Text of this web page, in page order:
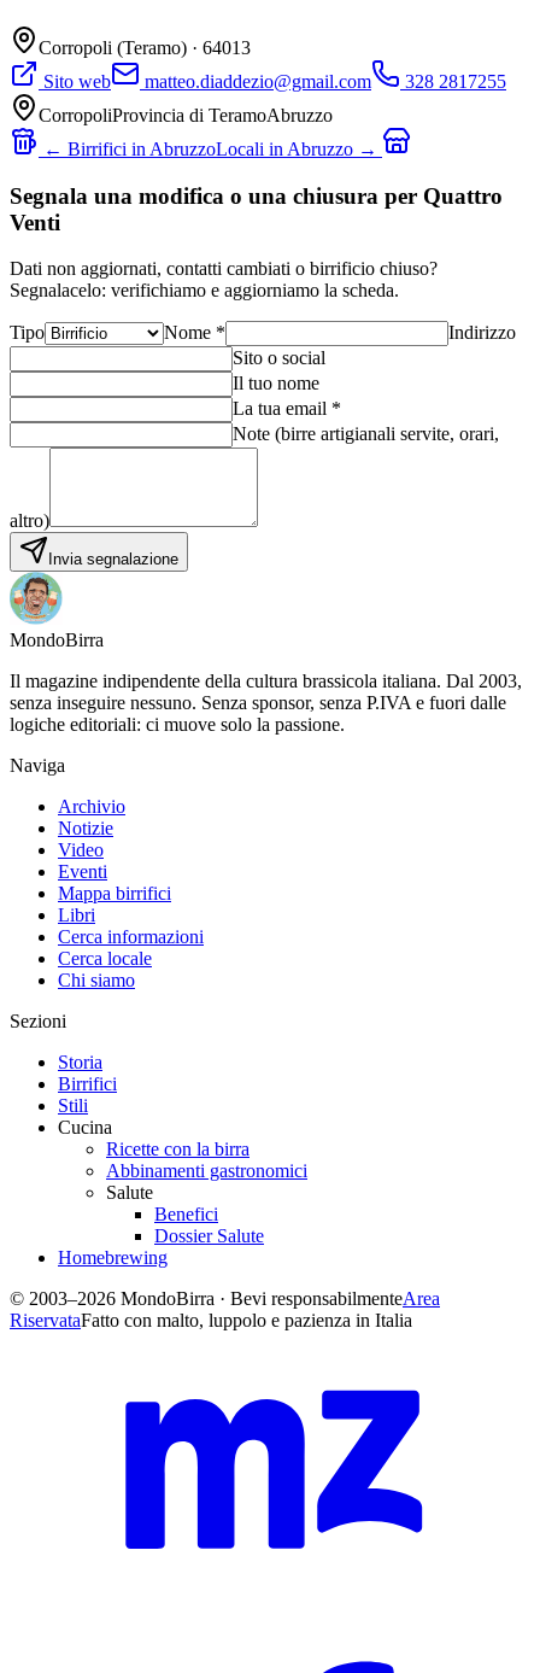
Corropoli (Teramo) · 64013
Sito web
matteo.diaddezio@gmail.com
328 2817255
CorropoliProvincia di TeramoAbruzzo
← Birrifici in AbruzzoLocali in Abruzzo →
Segnala una modifica o una chiusura per Quattro
Venti
Dati non aggiornati, contatti cambiati o birrificio chiuso?
Segnalacelo: verifichiamo e aggiorniamo la scheda.
Tipo Nome *
Indirizzo
Sito o social
Il tuo nome
La tua email *
Note (birre artigianali servite, orari,
altro)
Invia segnalazione
MondoBirra
Il magazine indipendente della cultura brassicola italiana. Dal 2003,
senza inseguire nessuno. Senza sponsor, senza P.IVA e fuori dalle
logiche editoriali: ci muove solo la passione.
Naviga
Archivio
Notizie
Video
Eventi
Mappa birrifici
Libri
Cerca informazioni
Cerca locale
Chi siamo
Sezioni
Storia
Birrifici
Stili
Cucina
Ricette con la birra
Abbinamenti gastronomici
Salute
Benefici
Dossier Salute
Homebrewing
© 2003–2026 MondoBirra · Bevi responsabilmenteArea
RiservataFatto con malto, luppolo e pazienza in Italia